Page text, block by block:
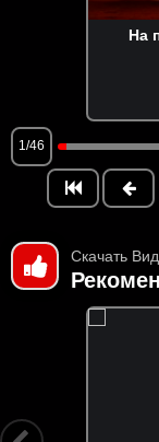
На
1/46
Скачать